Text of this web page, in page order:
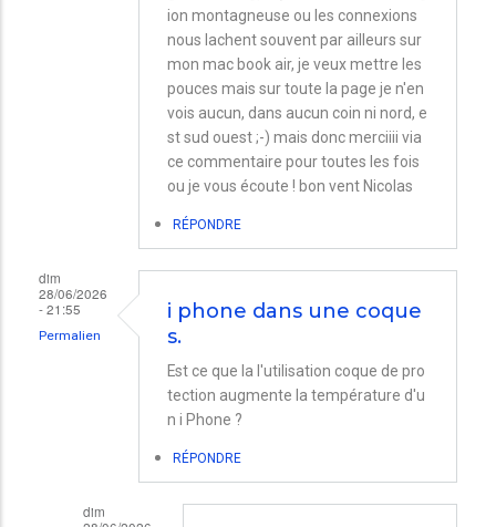
ion montagneuse ou les connexions
nous lachent souvent par ailleurs sur
mon mac book air, je veux mettre les
pouces mais sur toute la page je n'en
vois aucun, dans aucun coin ni nord, e
st sud ouest ;-) mais donc merciiii via
ce commentaire pour toutes les fois
ou je vous écoute ! bon vent Nicolas
RÉPONDRE
dim
28/06/2026
- 21:55
Permalien
i phone dans une coque
s.
Est ce que la l'utilisation coque de pro
tection augmente la température d'u
n i Phone ?
RÉPONDRE
dim